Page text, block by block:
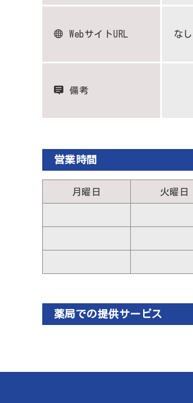
WebサイトURL なし
備考
営業時間
月曜日 火曜日
薬局での提供サービス